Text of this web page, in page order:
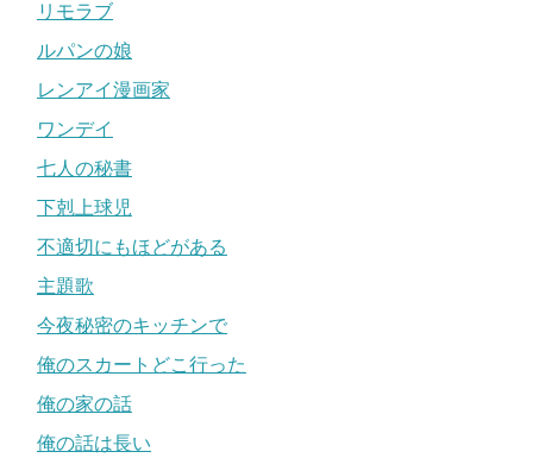
リモラブ
ルパンの娘
レンアイ漫画家
ワンデイ
七人の秘書
下剋上球児
不適切にもほどがある
主題歌
今夜秘密のキッチンで
俺のスカートどこ行った
俺の家の話
俺の話は長い